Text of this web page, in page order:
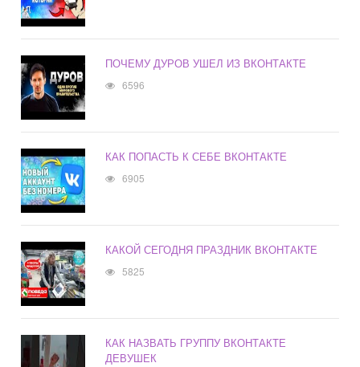
ПОЧЕМУ ДУРОВ УШЕЛ ИЗ ВКОНТАКТЕ
6596
КАК ПОПАСТЬ К СЕБЕ ВКОНТАКТЕ
6905
КАКОЙ СЕГОДНЯ ПРАЗДНИК ВКОНТАКТЕ
5825
КАК НАЗВАТЬ ГРУППУ ВКОНТАКТЕ
ДЕВУШЕК